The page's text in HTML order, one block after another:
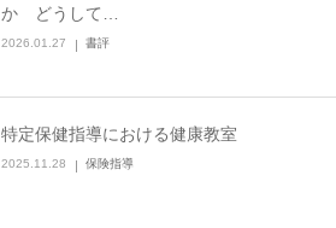
か どうして…
2026.01.27 書評
特定保健指導における健康教室
2025.11.28 保険指導